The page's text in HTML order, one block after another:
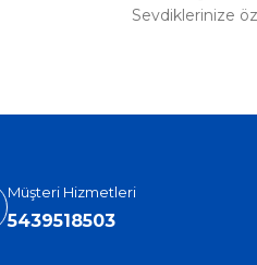
Sevdiklerinize
Müşteri Hizmetleri
5439518503